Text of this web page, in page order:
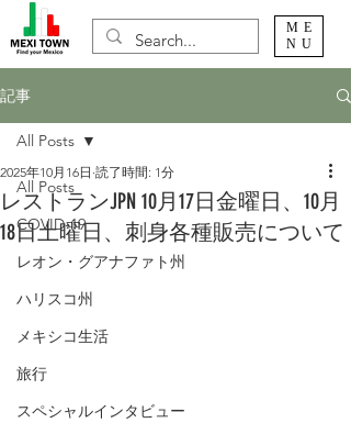
ME
NU
記事
All Posts
COVID-19
レオン・グアナファト州
ハリスコ州
メキシコ生活
旅行
スペシャルインタビュー
All Posts
レストランJPN 10月17日金曜日、10月
18日土曜日、刺身各種販売について
2025年10月16日 読了時間: 1分